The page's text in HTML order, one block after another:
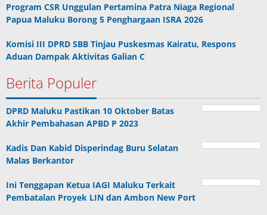
Program CSR Unggulan Pertamina Patra Niaga Regional
Papua Maluku Borong 5 Penghargaan ISRA 2026
Komisi III DPRD SBB Tinjau Puskesmas Kairatu, Respons
Aduan Dampak Aktivitas Galian C
Berita Populer
DPRD Maluku Pastikan 10 Oktober Batas
Akhir Pembahasan APBD P 2023
Kadis Dan Kabid Disperindag Buru Selatan
Malas Berkantor
Ini Tenggapan Ketua IAGI Maluku Terkait
Pembatalan Proyek LIN dan Ambon New Port